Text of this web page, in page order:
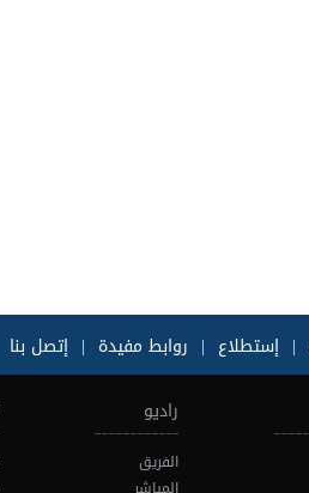
| إستطلاع | روابط مفيدة | إتصل بنا
راديو
الفريق